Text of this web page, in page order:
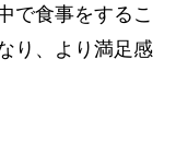
で食事をするこ
り、より満足感